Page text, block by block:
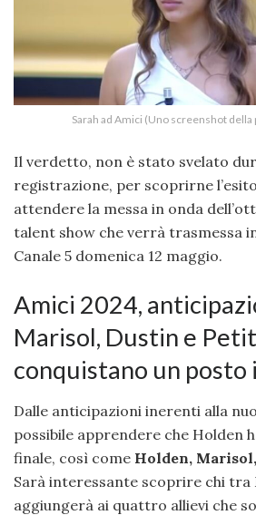
Sarah ad Amici (Uno screenshot
Il verdetto, non è stato svelato
registrazione, per scoprirne
attendere la messa in onda
talent show che verrà trasmessa
Canale 5 domenica 12 maggio.
Amici 2024,
Marisol, Dustin e Petit
conquistano un posto
Dalle anticipazioni inerenti alla
possibile apprendere che Holden
finale, così come Holden,
Sarà interessante scoprire chi tra
aggiungerà ai quattro allievi che